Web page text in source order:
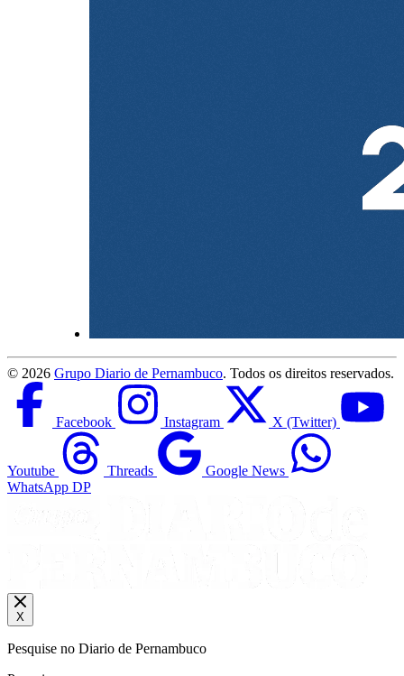
© 2026 Grupo Diario de Pernambuco. Todos os direitos reservados.
Facebook Instagram X (Twitter)
Youtube Threads
Google News
WhatsApp DP
X
Pesquise no Diario de Pernambuco